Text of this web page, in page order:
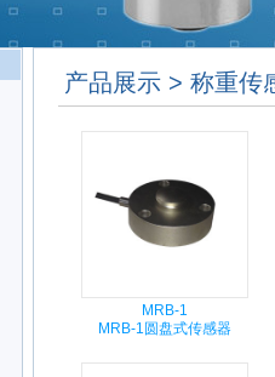
产品展示 > 称重传
MRB-1
MRB-1圆盘式传感器